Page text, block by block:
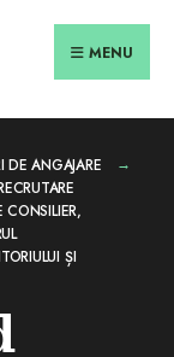
MENU
DE ANGAJARE
CONSILIER,
ȘI
Close